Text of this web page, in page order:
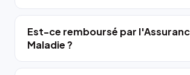
Est-ce remboursé par
Maladie ?